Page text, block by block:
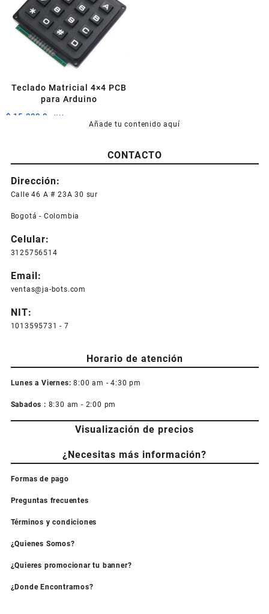
opciones
se
pueden
Teclado Matricial 4×4 PCB
para Arduino
$ 15.000,0 +IVA
Añade tu contenido aquí
CONTACTO
Dirección:
Calle 46 A # 23A 30 sur
Bogotá - Colombia
Celular:
3125756514
Email:
ventas@ja-bots.com
NIT:
1013595731 - 7
Horario de atención
Lunes a Viernes: 8:00 am - 4:30 pm
Sabados : 8:30 am - 2:00 pm
Visualización de precios
¿Necesitas más información?
Formas de pago
Preguntas frecuentes
Términos y condiciones
¿Quienes Somos?
¿Quieres promocionar tu banner?
¿Donde Encontrarnos?